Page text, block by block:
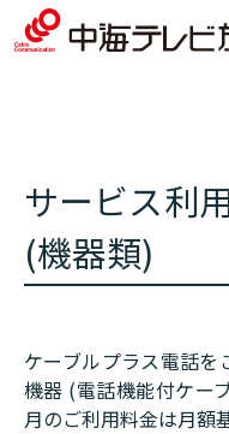
サービス利
(機器類)
ケーブルプラス電話
機器 (電話機能付ケー
月のご利用料金は月額